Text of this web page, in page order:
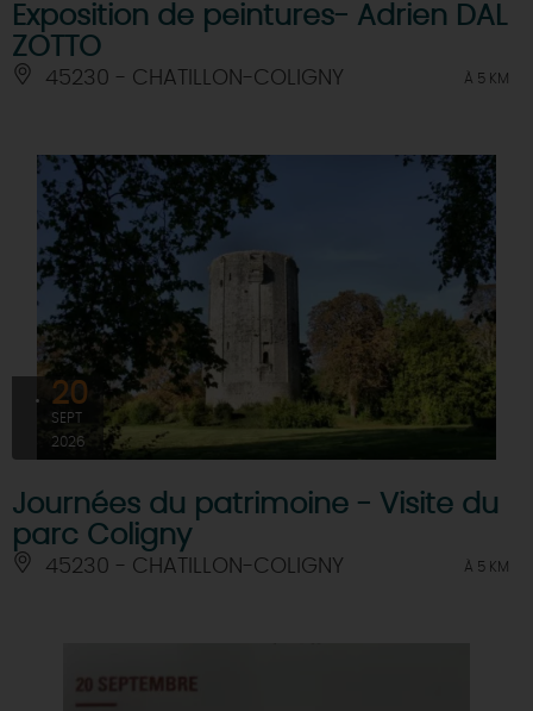
Exposition de peintures- Adrien DAL
ZOTTO
45230 - CHATILLON-COLIGNY À 5 KM
20
SEPT
2026
Journées du patrimoine - Visite du
parc Coligny
45230 - CHATILLON-COLIGNY À 5 KM